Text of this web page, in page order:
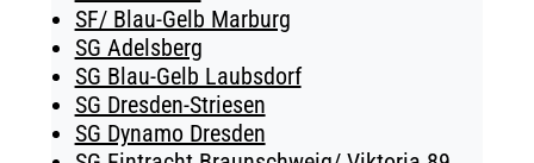
SF/ Blau-Gelb Marburg
SG Adelsberg
SG Blau-Gelb Laubsdorf
SG Dresden-Striesen
SG Dynamo Dresden